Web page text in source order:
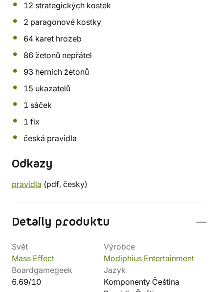
12 strategických kostek
2 paragonové kostky
64 karet hrozeb
86 žetonů nepřátel
93 herních žetonů
15 ukazatelů
1 sáček
1 fix
česká pravidla
Odkazy
pravidla (pdf, česky)
Detaily produktu
Svět
Mass Effect
Výrobce
Modiphius Entertainment
Boardgamegeek
6.69/10
Jazyk
Komponenty Čeština